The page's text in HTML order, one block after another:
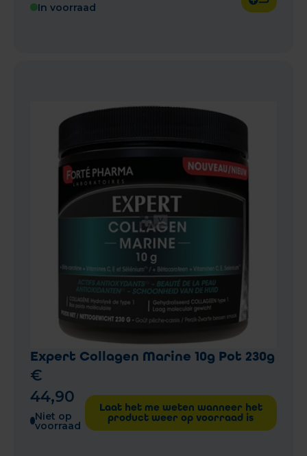
In voorraad
Expert Collagen Marine 10g Pot 230g
€
44,90
Niet op
voorraad
Laat het me weten wanneer het
product weer op voorraad is